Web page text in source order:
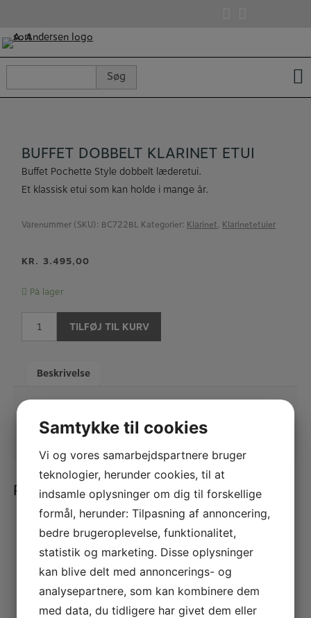
indholdet
efter:
Søg
BUFFET DOBBELT KLARINET ETUI
Buffet Pochette Style dobbelt læderetui.
Et klassisk etui som kan holde i mange år.
Varenummer (SKU): BC722BL Kategorier: Klarinet, Klarinetetuier
KR. 3.495,00
På lager
Dobbelt
antal
TILFØJ TIL KURV
Beskrivelse
Relaterede varer
Humidipak d’Addario refill
265,00
KR. 950,00
Samtykke til cookies
Vi og vores samarbejdspartnere bruger
teknologier, herunder cookies, til at
indsamle oplysninger om dig til forskellige
formål, herunder: Tilpasning af annoncering,
bedre brugeroplevelse, funktionalitet,
statistik og marketing. Disse oplysninger
kan blive delt med annoncerings- og
analysepartnere, som kan kombinere dem
med data, du tidligere har givet dem eller